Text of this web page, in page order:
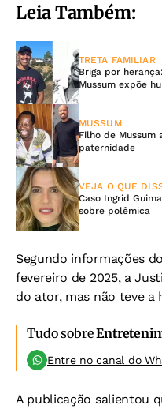
Leia Também:
TRETA FAMILIAR
Briga por
Mussum expõe
MUSSUM
Filho de Mussum
paternidade
VEJA O QUE
Caso Ingrid
sobre polêmica
Segundo informações
fevereiro de 2025, a
do ator, mas não teve a
Tudo sobre
Entre no canal do
A publicação salientou